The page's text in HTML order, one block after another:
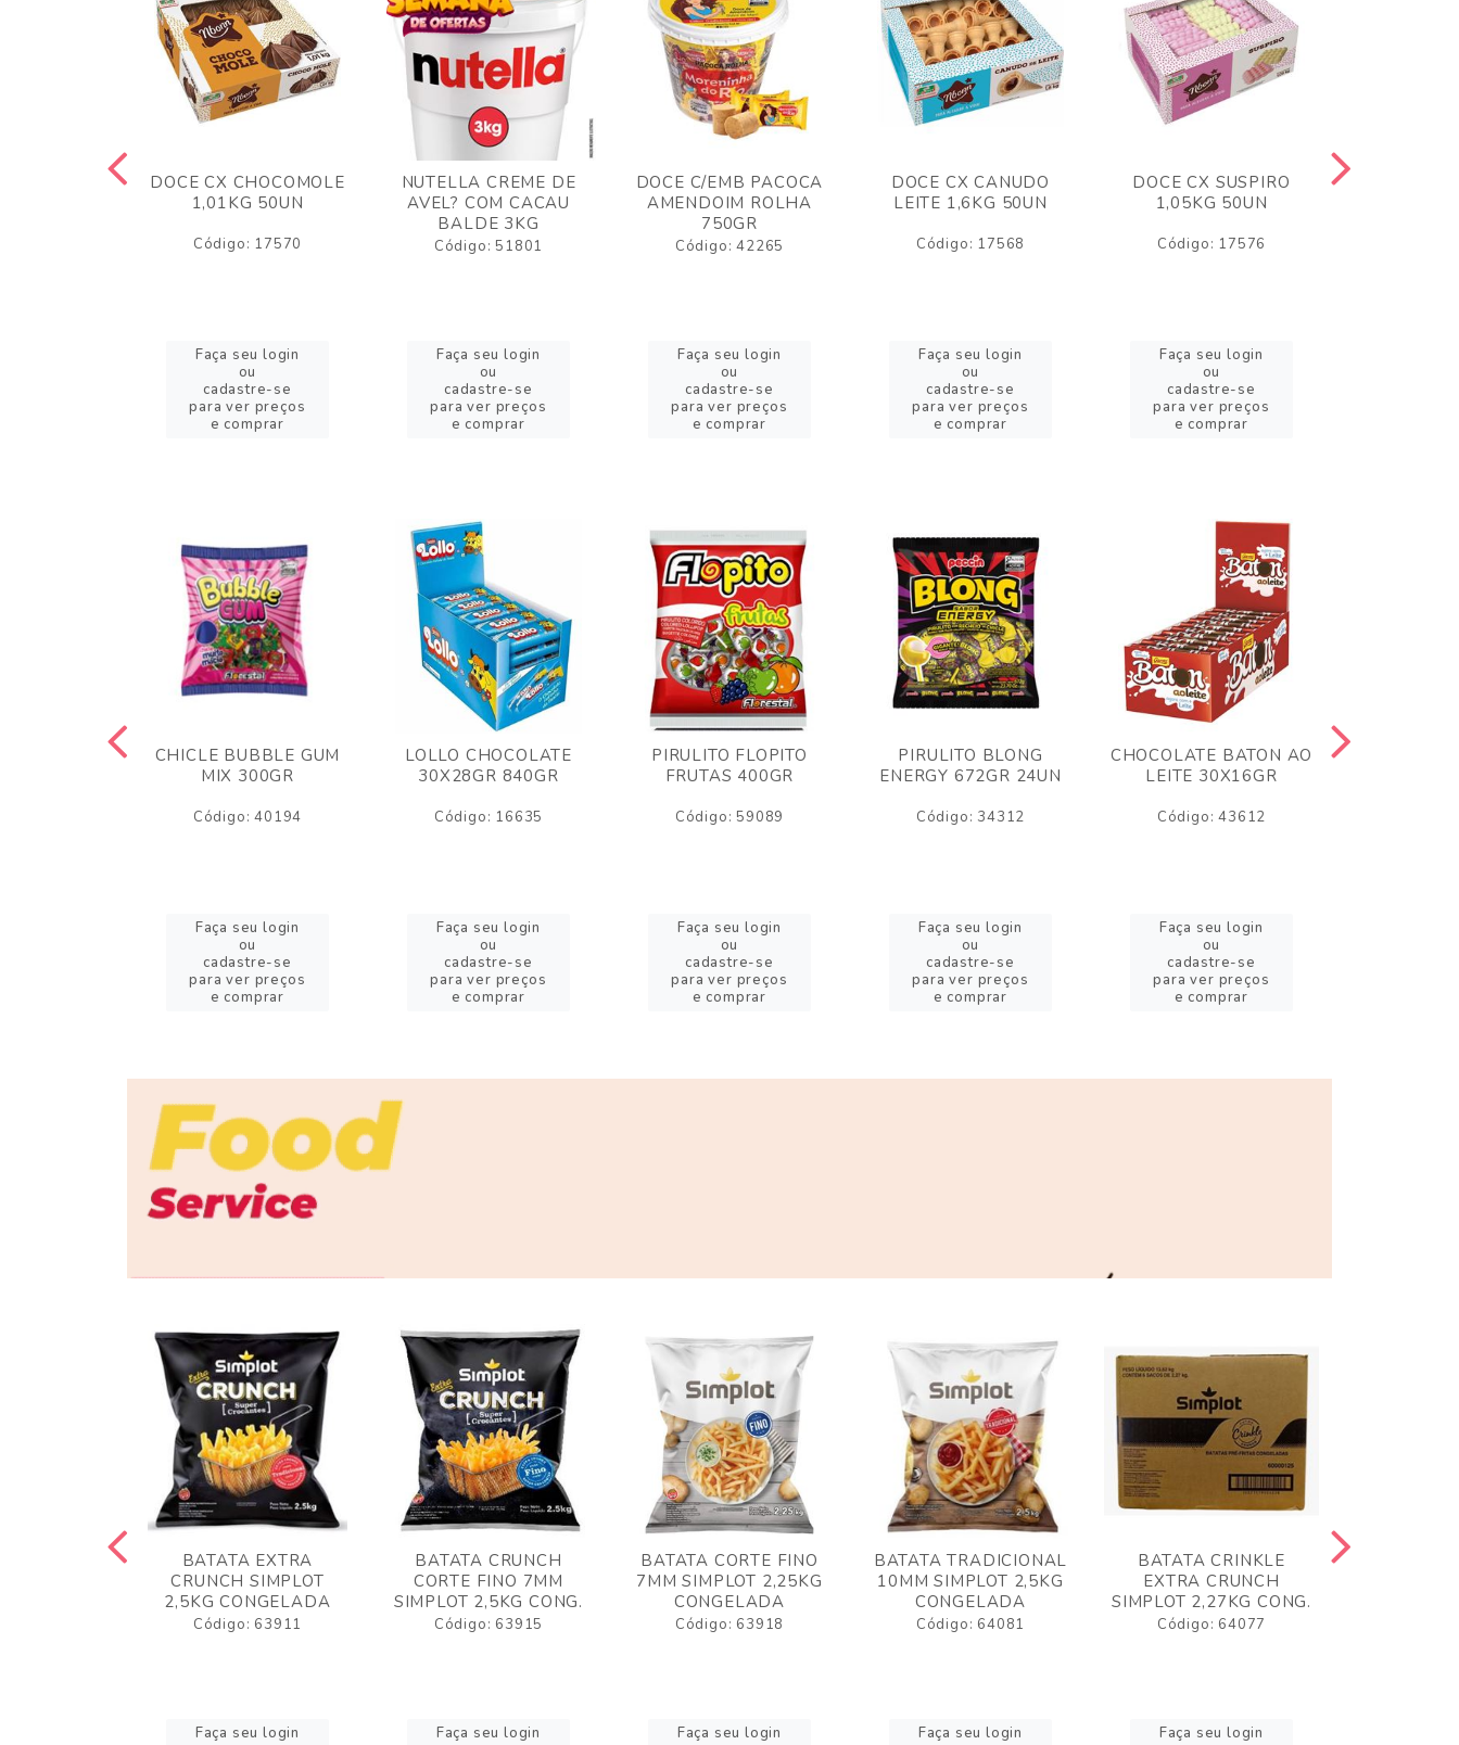
DOCE CX CHOCOMOLE
1,01KG 50UN
Código: 17570
Faça seu login
ou
cadastre-se
para ver preços
e comprar
NUTELLA CREME DE
AVEL? COM CACAU
BALDE 3KG
Código: 51801
Faça seu login
ou
cadastre-se
para ver preços
e comprar
DOCE C/EMB PACOCA
AMENDOIM ROLHA
750GR
Código: 42265
Faça seu login
ou
cadastre-se
para ver preços
e comprar
DOCE CX CANUDO
LEITE 1,6KG 50UN
Código: 17568
Faça seu login
ou
cadastre-se
para ver preços
e comprar
DOCE CX SUSPIRO
1,05KG 50UN
Código: 17576
Faça seu login
ou
cadastre-se
para ver preços
e comprar
CHICLE BUBBLE GUM
MIX 300GR
Código: 40194
Faça seu login
ou
cadastre-se
para ver preços
e comprar
LOLLO CHOCOLATE
30X28GR 840GR
Código: 16635
Faça seu login
ou
cadastre-se
para ver preços
e comprar
PIRULITO FLOPITO
FRUTAS 400GR
Código: 59089
Faça seu login
ou
cadastre-se
para ver preços
e comprar
PIRULITO BLONG
ENERGY 672GR 24UN
Código: 34312
Faça seu login
ou
cadastre-se
para ver preços
e comprar
CHOCOLATE BATON AO
LEITE 30X16GR
Código: 43612
Faça seu login
ou
cadastre-se
para ver preços
e comprar
BATATA EXTRA
CRUNCH SIMPLOT
2,5KG CONGELADA
Código: 63911
Faça seu login
BATATA CRUNCH
CORTE FINO 7MM
SIMPLOT 2,5KG CONG.
Código: 63915
Faça seu login
BATATA CORTE FINO
7MM SIMPLOT 2,25KG
CONGELADA
Código: 63918
Faça seu login
BATATA TRADICIONAL
10MM SIMPLOT 2,5KG
CONGELADA
Código: 64081
Faça seu login
BATATA CRINKLE
EXTRA CRUNCH
SIMPLOT 2,27KG CONG.
Código: 64077
Faça seu login